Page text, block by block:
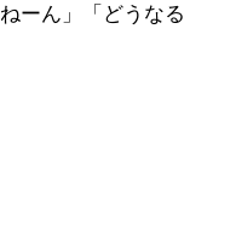
ーん」「どうなる